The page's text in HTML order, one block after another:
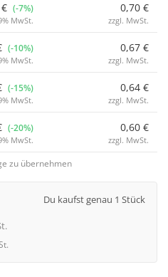
(-7%)
MwSt.
0,70 €
zzgl. MwSt.
(-10%)
MwSt.
0,67 €
zzgl. MwSt.
(-15%)
MwSt.
0,64 €
zzgl. MwSt.
(-20%)
MwSt.
0,60 €
zzgl. MwSt.
zu übernehmen
Du kaufst genau 1 Stück